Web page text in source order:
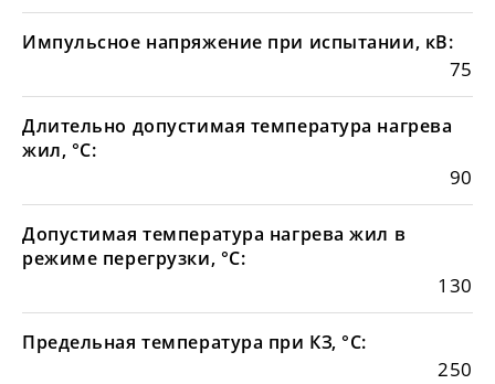
Импульсное напряжение при испытании, кВ:
75
Длительно допустимая температура нагрева
жил, °С:
90
Допустимая температура нагрева жил в
режиме перегрузки, °С:
130
Предельная температура при КЗ, °С:
250